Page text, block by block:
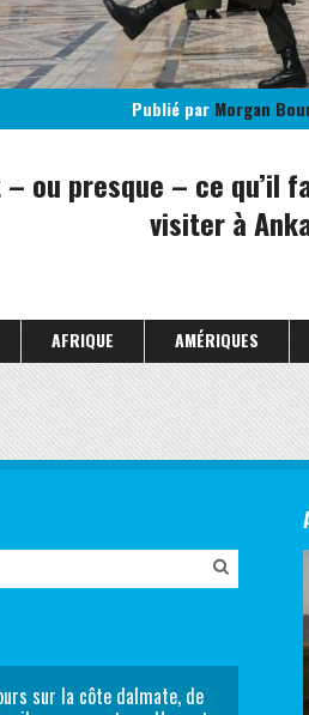
Publié par Morgan
ou presque – ce qu’il
visiter à
AFRIQUE AMÉRIQUES
sur la côte dalmate, de